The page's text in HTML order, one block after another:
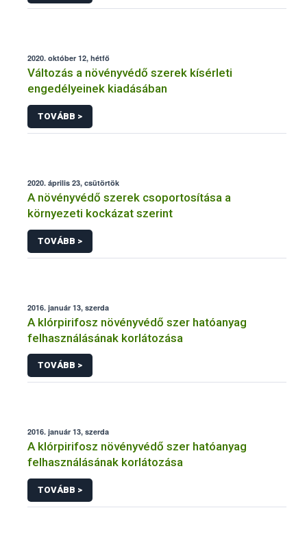
2020. október 12, hétfő
Változás a növényvédő szerek kísérleti
engedélyeinek kiadásában
TOVÁBB >
2020. április 23, csütörtök
A növényvédő szerek csoportosítása a
környezeti kockázat szerint
TOVÁBB >
2016. január 13, szerda
A klórpirifosz növényvédő szer hatóanyag
felhasználásának korlátozása
TOVÁBB >
2016. január 13, szerda
A klórpirifosz növényvédő szer hatóanyag
felhasználásának korlátozása
TOVÁBB >